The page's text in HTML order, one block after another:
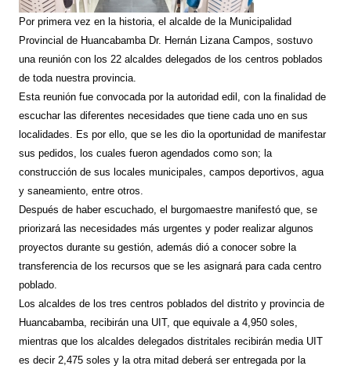
Por primera vez en la historia, el alcalde de la Municipalidad
Provincial de Huancabamba Dr. Hernán Lizana Campos, sostuvo
una reunión con los 22 alcaldes delegados de los centros poblados
de toda nuestra provincia.
Esta reunión fue convocada por la autoridad edil, con la finalidad de
escuchar las diferentes necesidades que tiene cada uno en sus
localidades. Es por ello, que se les dio la oportunidad de manifestar
sus pedidos, los cuales fueron agendados como son; la
construcción de sus locales municipales, campos deportivos, agua
y saneamiento, entre otros.
Después de haber escuchado, el burgomaestre manifestó que, se
priorizará las necesidades más urgentes y poder realizar algunos
proyectos durante su gestión, además dió a conocer sobre la
transferencia de los recursos que se les asignará para cada centro
poblado.
Los alcaldes de los tres centros poblados del distrito y provincia de
Huancabamba, recibirán una UIT, que equivale a 4,950 soles,
mientras que los alcaldes delegados distritales recibirán media UIT
es decir 2,475 soles y la otra mitad deberá ser entregada por la